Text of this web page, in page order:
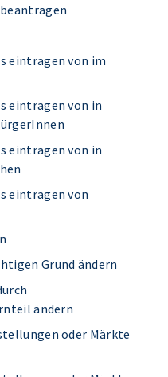
eintragen von im
eintragen von in
eintragen von in
eintragen von
Grund ändern
ändern
oder Märkte